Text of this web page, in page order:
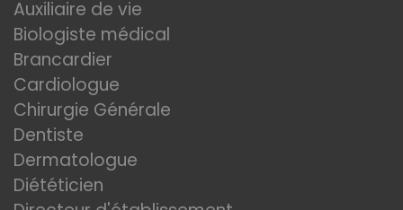
Auxiliaire de vie
Biologiste médical
Brancardier
Cardiologue
Chirurgie Générale
Dentiste
Dermatologue
Diététicien